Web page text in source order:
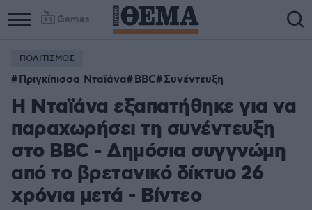
Games
ΠΟΛΙΤΙΣΜΟΣ
Πριγκίπισσα Νταϊάνα BBC Συνέντευξη
Η Νταϊάνα εξαπατήθηκε για να
παραχωρήσει τη συνέντευξη
στο BBC - Δημόσια συγγνώμη
από το βρετανικό δίκτυο 26
χρόνια μετά - Βίντεο